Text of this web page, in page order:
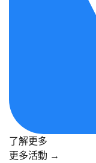
了解更多
更多活動 →